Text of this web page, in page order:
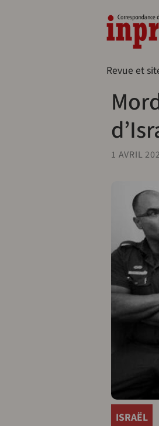
Revue et
1 AVRIL
ISRAËL